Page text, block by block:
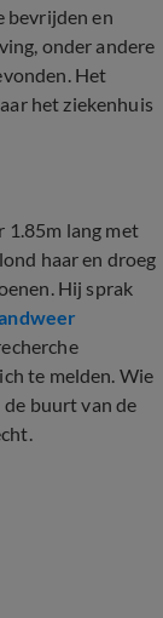
bevrijden en
onder andere
Het
het ziekenhuis
1.85m lang met
haar en droeg
Hij sprak
te melden. Wie
buurt van de